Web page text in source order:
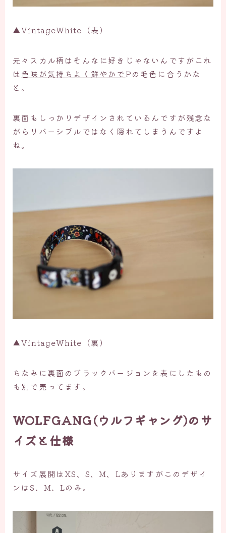
▲VintageWhite（表）
元々スカル柄はそんなに好きじゃないんですがこれ
は色味が気持ちよく鮮やかでPの毛色に合うかな
と。
裏面もしっかりデザインされているんですが残念な
がらリバーシブルではなく隠れてしまうんですよ
ね。
▲VintageWhite（裏）
ちなみに裏面のブラックバージョンを表にしたもの
も別で売ってます。
WOLFGANG(ウルフギャング)のサ
イズと仕様
サイズ展開はXS、S、M、Lありますがこのデザイ
ンはS、M、Lのみ。